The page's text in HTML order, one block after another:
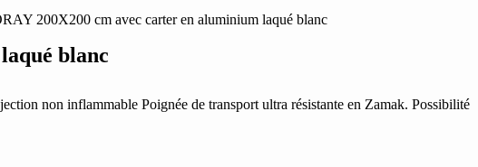
200X200 cm avec carter en aluminium laqué blanc
blanc
non inflammable Poignée de transport ultra résistante en Zamak. Possibilité